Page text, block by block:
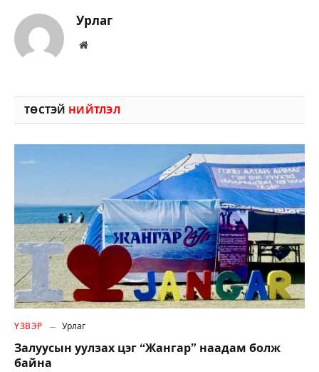
Урлаг
Вэбсайт
ТӨСТЭЙ НИЙТЛЭЛ
ҮЗВЭР Урлаг
Залуусын уулзах цэг “Жангар” наадам болж
байна